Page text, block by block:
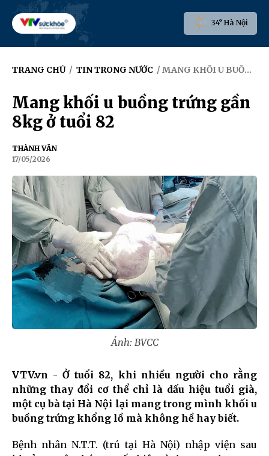
34° Hà Nội
TRANG CHỦ / TIN TRONG NƯỚC / MANG KHỐI U BUỒNG TRỨNG GẦN 8KG Ở TUỔI 82
Mang khối u buồng trứng gần
8kg ở tuổi 82
THÀNH VĂN
17/05/2026
Ảnh: BVCC
VTV.vn - Ở tuổi 82, khi nhiều người cho rằng
những thay đổi cơ thể chỉ là dấu hiệu tuổi già,
một cụ bà tại Hà Nội lại mang trong mình khối u
buồng trứng khổng lồ mà không hề hay biết.
Bệnh nhân N.T.T. (trú tại Hà Nội) nhập viện sau